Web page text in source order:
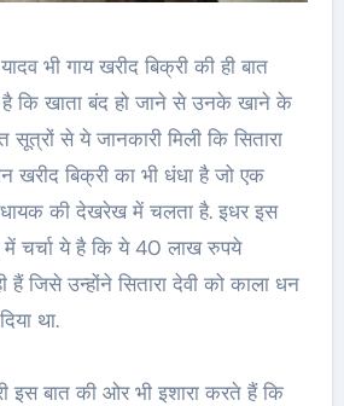
भी गाय खरीद बिक्री की ही बात
कि खाता बंद हो जाने से उनके खाने के
सूत्रों से ये जानकारी मिली कि सितारा
खरीद बिक्री का भी धंधा है जो एक
की देखरेख में चलता है. इधर इस
चर्चा ये है कि ये 40 लाख रुपये
हैं जिसे उन्होंने सितारा देवी को काला धन
था.
इस बात की ओर भी इशारा करते हैं कि